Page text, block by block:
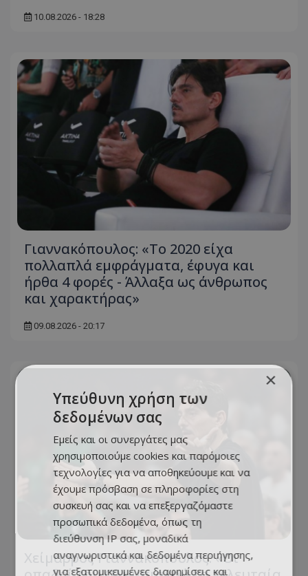
10.08.2026 - 18:28
Γιαννακόπουλος: «Το 2020 είχα
πολλαπλά εμφράγματα, έφυγα και
ήρθα 4 φορές - Άλλαξα ως άνθρωπος
και χαρακτήρας»
09.08.2026 - 20:17
Χείμαρρος Γιαννακόπουλος: «Οι
×
Υπεύθυνη χρήση των
δεδομένων σας
Εμείς και οι συνεργάτες μας
χρησιμοποιούμε cookies και παρόμοιες
τεχνολογίες για να αποθηκεύουμε και να
έχουμε πρόσβαση σε πληροφορίες στη
συσκευή σας και να επεξεργαζόμαστε
προσωπικά δεδομένα, όπως τη
διεύθυνση IP σας, μοναδικά
αναγνωριστικά και δεδομένα περιήγησης,
για εξατομικευμένες διαφημίσεις και